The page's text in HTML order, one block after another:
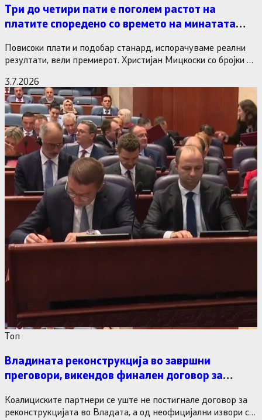
Три до четири пати е поголем растот на
платите споредено со времето на минатата
Повисоки плати и подобар станард, испорачуваме реални
резултати, вели премиерот. Христијан Мицкоски со бројки и
3.7.2026
Tоп
Владината реконструкција во завршни
преговори, викендов финален договор за
Коалициските партнери се уште не постигнале договор за
реконструкцијата во Владата, а од неофицијални извори се